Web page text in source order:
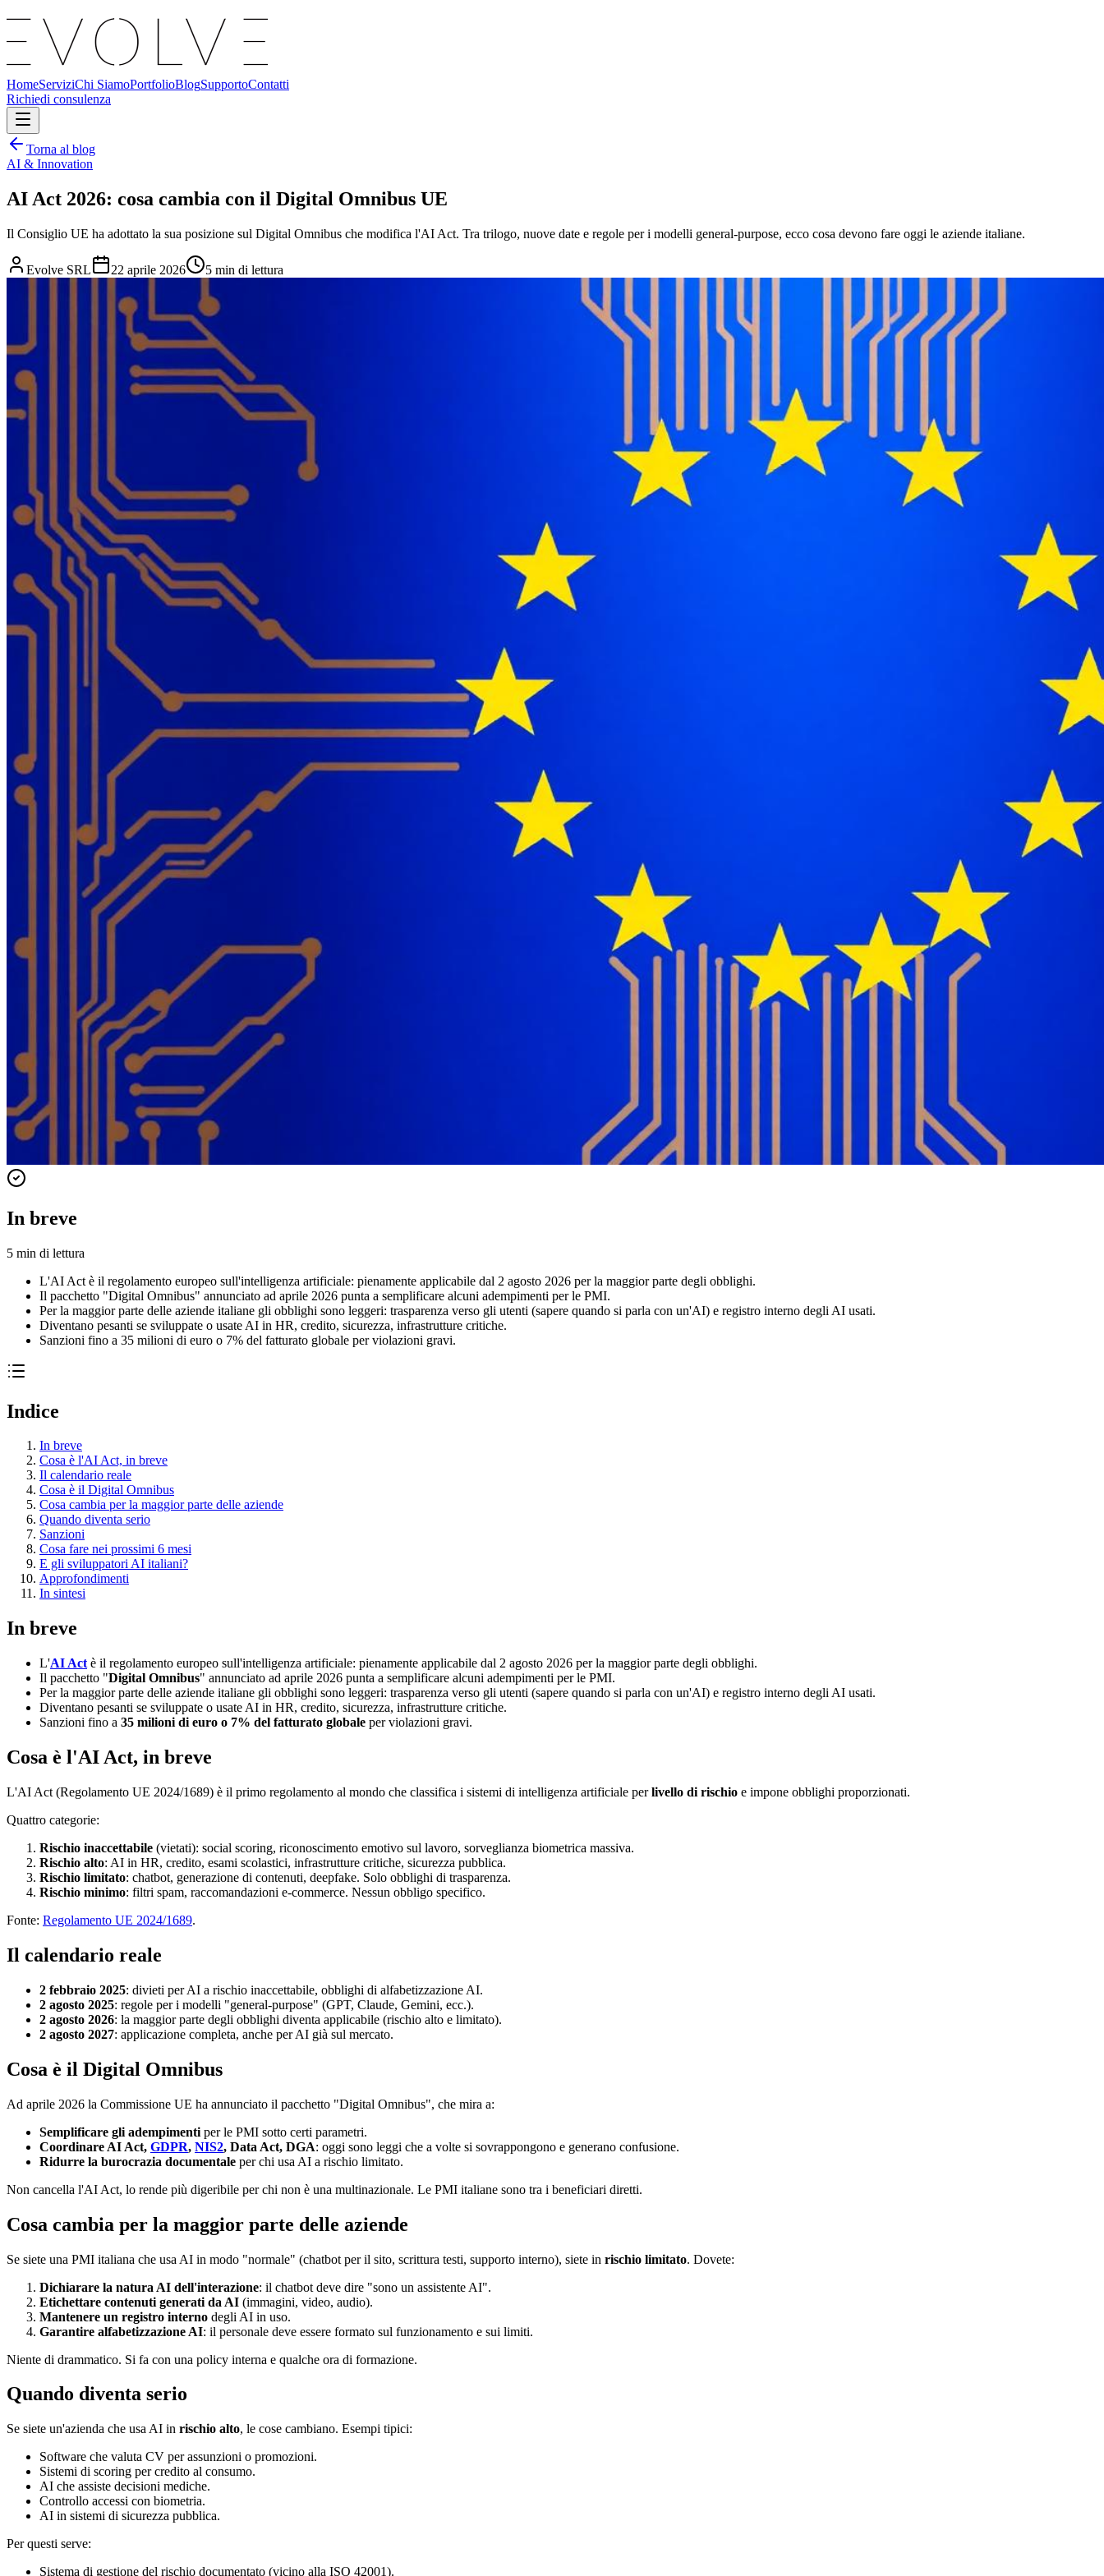
HomeServiziChi SiamoPortfolioBlogSupportoContatti
Richiedi consulenza
Torna al blog
AI & Innovation
AI Act 2026: cosa cambia con il Digital Omnibus UE
Il Consiglio UE ha adottato la sua posizione sul Digital Omnibus che modifica l'AI Act. Tra trilogo, nuove date e regole per i modelli general-purpose, ecco cosa devono fare oggi le aziende italiane.
Evolve SRL 22 aprile 2026 5 min di lettura
In breve
5 min di lettura
L'AI Act è il regolamento europeo sull'intelligenza artificiale: pienamente applicabile dal 2 agosto 2026 per la maggior parte degli obblighi.
Il pacchetto "Digital Omnibus" annunciato ad aprile 2026 punta a semplificare alcuni adempimenti per le PMI.
Per la maggior parte delle aziende italiane gli obblighi sono leggeri: trasparenza verso gli utenti (sapere quando si parla con un'AI) e registro interno degli AI usati.
Diventano pesanti se sviluppate o usate AI in HR, credito, sicurezza, infrastrutture critiche.
Sanzioni fino a 35 milioni di euro o 7% del fatturato globale per violazioni gravi.
Indice
In breve
Cosa è l'AI Act, in breve
Il calendario reale
Cosa è il Digital Omnibus
Cosa cambia per la maggior parte delle aziende
Quando diventa serio
Sanzioni
Cosa fare nei prossimi 6 mesi
E gli sviluppatori AI italiani?
Approfondimenti
In sintesi
In breve
L'AI Act è il regolamento europeo sull'intelligenza artificiale: pienamente applicabile dal 2 agosto 2026 per la maggior parte degli obblighi.
Il pacchetto "Digital Omnibus" annunciato ad aprile 2026 punta a semplificare alcuni adempimenti per le PMI.
Per la maggior parte delle aziende italiane gli obblighi sono leggeri: trasparenza verso gli utenti (sapere quando si parla con un'AI) e registro interno degli AI usati.
Diventano pesanti se sviluppate o usate AI in HR, credito, sicurezza, infrastrutture critiche.
Sanzioni fino a 35 milioni di euro o 7% del fatturato globale per violazioni gravi.
Cosa è l'AI Act, in breve
L'AI Act (Regolamento UE 2024/1689) è il primo regolamento al mondo che classifica i sistemi di intelligenza artificiale perlivello di rischio e impone obblighi proporzionati.
Quattro categorie:
Rischio inaccettabile (vietati): social scoring, riconoscimento emotivo sul lavoro, sorveglianza biometrica massiva.
Rischio alto: AI in HR, credito, esami scolastici, infrastrutture critiche, sicurezza pubblica.
Rischio limitato: chatbot, generazione di contenuti, deepfake. Solo obblighi di trasparenza.
Rischio minimo: filtri spam, raccomandazioni e-commerce. Nessun obbligo specifico.
Fonte: Regolamento UE 2024/1689.
Il calendario reale
2 febbraio 2025: divieti per AI a rischio inaccettabile, obblighi di alfabetizzazione AI.
2 agosto 2025: regole per i modelli "general-purpose" (GPT, Claude, Gemini, ecc.).
2 agosto 2026: la maggior parte degli obblighi diventa applicabile (rischio alto e limitato).
2 agosto 2027: applicazione completa, anche per AI già sul mercato.
Cosa è il Digital Omnibus
Ad aprile 2026 la Commissione UE ha annunciato il pacchetto "Digital Omnibus", che mira a:
Semplificare gli adempimenti per le PMI sotto certi parametri.
Coordinare AI Act, GDPR, NIS2, Data Act, DGA: oggi sono leggi che a volte si sovrappongono e generano confusione.
Ridurre la burocrazia documentale per chi usa AI a rischio limitato.
Non cancella l'AI Act, lo rende più digeribile per chi non è una multinazionale. Le PMI italiane sono tra i beneficiari diretti.
Cosa cambia per la maggior parte delle aziende
Se siete una PMI italiana che usa AI in modo "normale" (chatbot per il sito, scrittura testi, supporto interno), siete in rischio limitato. Dovete:
Dichiarare la natura AI dell'interazione: il chatbot deve dire "sono un assistente AI".
Etichettare contenuti generati da AI (immagini, video, audio).
Mantenere un registro interno degli AI in uso.
Garantire alfabetizzazione AI: il personale deve essere formato sul funzionamento e sui limiti.
Niente di drammatico. Si fa con una policy interna e qualche ora di formazione.
Quando diventa serio
Se siete un'azienda che usa AI in rischio alto, le cose cambiano. Esempi tipici:
Software che valuta CV per assunzioni o promozioni.
Sistemi di scoring per credito al consumo.
AI che assiste decisioni mediche.
Controllo accessi con biometria.
AI in sistemi di sicurezza pubblica.
Per questi serve:
Sistema di gestione del rischio documentato (vicino alla ISO 42001).